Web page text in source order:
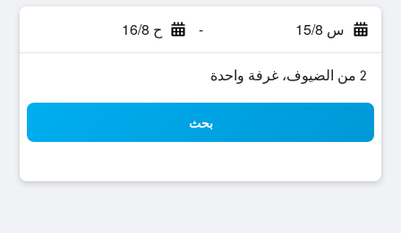
س 15/8 - ح 16/8
2 من الضيوف، غرفة واحدة
بحث